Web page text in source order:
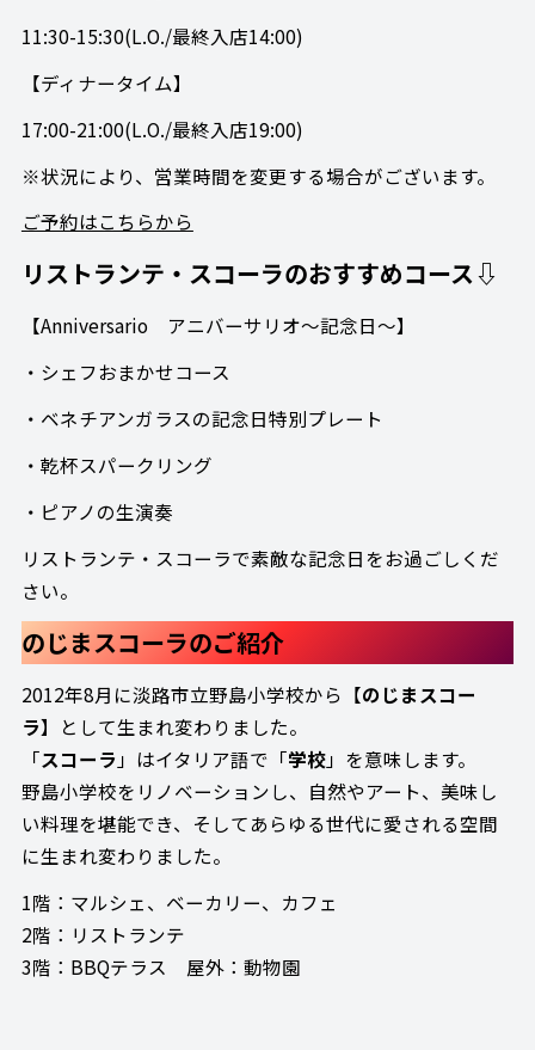
11:30-15:30(L.O./最終入店14:00)
【ディナータイム】
17:00-21:00(L.O./最終入店19:00)
※状況により、営業時間を変更する場合がございます。
ご予約はこちらから
リストランテ・スコーラのおすすめコース⇩
【Anniversario アニバーサリオ～記念日～】
・シェフおまかせコース
・ベネチアンガラスの記念日特別プレート
・乾杯スパークリング
・ピアノの生演奏
リストランテ・スコーラで素敵な記念日をお過ごしくだ
さい。
のじまスコーラのご紹介
2012年8月に淡路市立野島小学校から【のじまスコー
ラ】として生まれ変わりました。
「スコーラ 」はイタリア語で「学校」を意味します。
野島小学校をリノベーションし、自然やアート、美味し
い料理を堪能でき、そしてあらゆる世代に愛される空間
に生まれ変わりました。
1階：マルシェ、ベーカリー、カフェ
2階：リストランテ
3階：BBQテラス 屋外：動物園